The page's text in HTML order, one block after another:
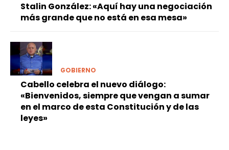
Stalin González: «Aquí hay una negociación
más grande que no está en esa mesa»
GOBIERNO
Cabello celebra el nuevo diálogo:
«Bienvenidos, siempre que vengan a sumar
en el marco de esta Constitución y de las
leyes»